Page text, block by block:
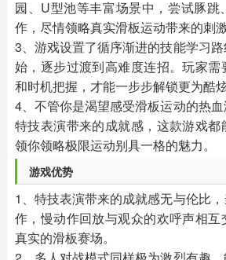
园、U型池等丰富场景中，尝试豚跳
作，尽情领略真实滑板运动带来的刺
3、游戏设置了循序渐进的技能学习
始，逐步过渡到高难度连招。玩家
和时机把握，才能一步步解锁更为酷
4、不管你是渴望感受滑板运动的热
特技表演带来的成就感，这款游戏都
领你领略极限运动别具一格的魅力。
游戏优势
1、特技表演带来的成就感无与伦比
作，慢动作回放与观众的欢呼声相
真实的滑板赛场。